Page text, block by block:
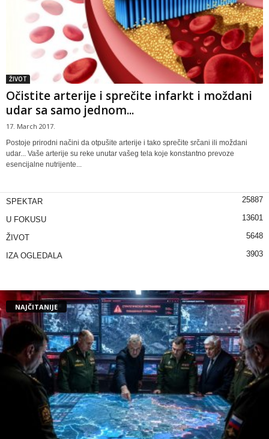
ŽIVOT
Očistite arterije i sprečite infarkt i moždani
udar sa samo jednom...
17. March 2017.
Postoje prirodni načini da otpušite arterije i tako sprečite srčani ili moždani
udar... Vaše arterije su reke unutar vašeg tela koje konstantno prevoze
esencijalne nutrijente...
SPEKTAR 25887
U FOKUSU 13601
ŽIVOT 5648
IZA OGLEDALA 3903
NAJČITANIJE